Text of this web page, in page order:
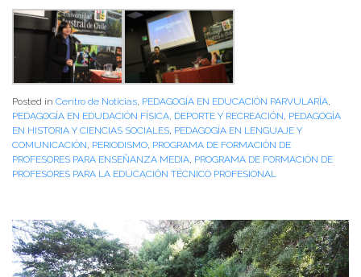
Posted in Centro de Noticias PEDAGOGÍA EN EDUCACIÓN PARVULARÍA
PEDAGOGÍA EN EDUDACIÓN FÍSICA, DEPORTE Y RECREACIÓN PEDAGOGÍA
EN HISTORIA Y CIENCIAS SOCIALES PEDAGOGÍA EN LENGUAJE Y
COMUNICACIÓN PERIODISMO PROGRAMA DE FORMACIÓN DE
PROFESORES PARA ENSEÑANZA MEDIA PROGRAMA DE FORMACIÓN DE
PROFESORES PARA LA EDUCACIÓN TÉCNICO PROFESIONAL